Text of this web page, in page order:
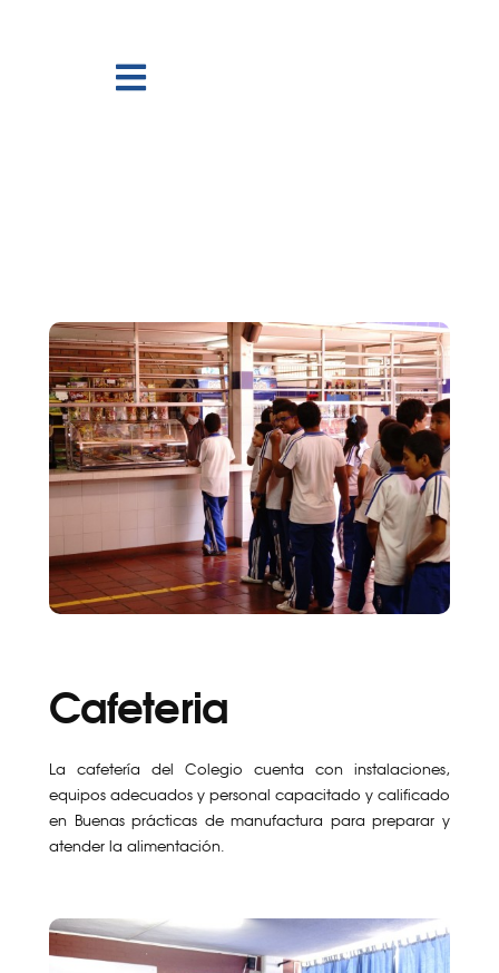
Cafeteria
La cafetería del Colegio cuenta con instalaciones,
equipos adecuados y personal capacitado y calificado
en Buenas prácticas de manufactura para preparar y
atender la alimentación.